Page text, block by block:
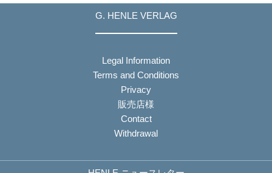
G. HENLE VERLAG
Legal Information
Terms and Conditions
Privacy
販売店様
Contact
Withdrawal